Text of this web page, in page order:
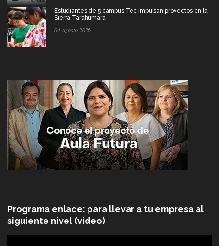
Estudiantes de 5 campus Tec impulsan proyectos en la
Sierra Tarahumara
04 Agosto 2026
Programa enlace: para llevar a tu empresa al
siguiente nivel (video)